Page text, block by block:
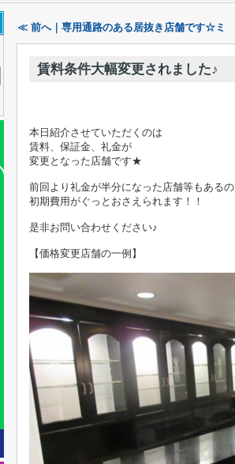
≪ 前へ｜専用通路のある居抜き店舗です☆ミ
賃料条件大幅変更されました♪
本日紹介させていただくのは
賃料、保証金、礼金が
変更となった店舗です★
前回より礼金が半分になった店舗等もある
初期費用がぐっとおさえられます！！
是非お問い合わせください♪
【価格変更店舗の一例】